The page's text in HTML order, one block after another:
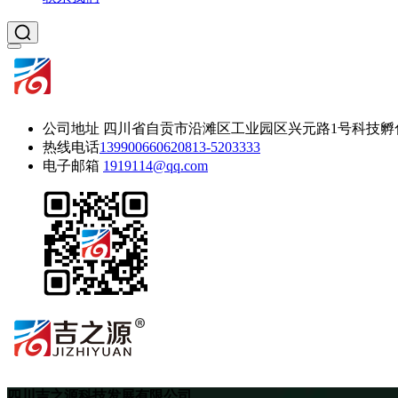
公司地址 四川省自贡市沿滩区工业园区兴元路1号科技孵
热线电话139900660620813-5203333
电子邮箱 1919114@qq.com